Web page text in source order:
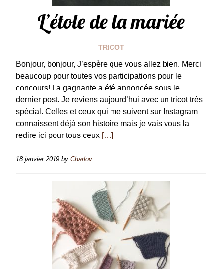
L’étole de la mariée
TRICOT
Bonjour, bonjour, J’espère que vous allez bien. Merci
beaucoup pour toutes vos participations pour le
concours! La gagnante a été annoncée sous le
dernier post. Je reviens aujourd’hui avec un tricot très
spécial. Celles et ceux qui me suivent sur Instagram
connaissent déjà son histoire mais je vais vous la
redire ici pour tous ceux […]
18 janvier 2019 by Charlov